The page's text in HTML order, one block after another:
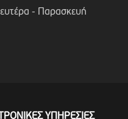
- Παρασκευή
ΥΠΗΡΕΣΙΕΣ